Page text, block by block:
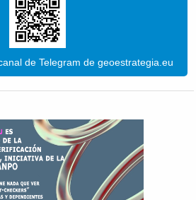
de Telegram de geoestrategia.eu